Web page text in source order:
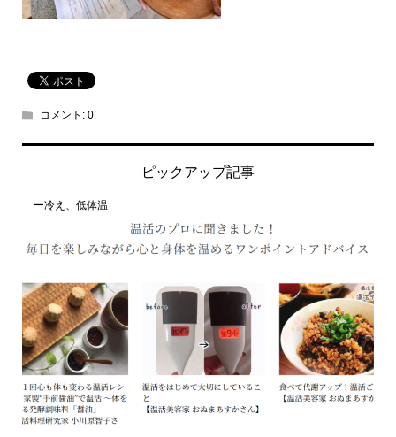
コメント: 0
ピックアップ記事
ー冷え、低体温